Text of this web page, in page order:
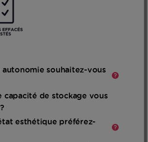
autonomie souhaitez-vous
capacité de stockage vous
esthétique préférez-